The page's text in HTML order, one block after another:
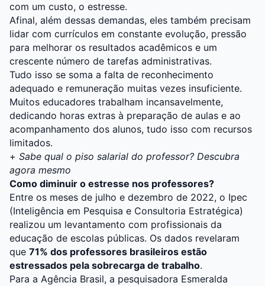
com um custo, o estresse.
Afinal, além dessas demandas, eles também precisam
lidar com currículos em constante evolução, pressão
para melhorar os resultados acadêmicos e um
crescente número de tarefas administrativas.
Tudo isso se soma a falta de reconhecimento
adequado e remuneração muitas vezes insuficiente.
Muitos educadores trabalham incansavelmente,
dedicando horas extras à preparação de aulas e ao
acompanhamento dos alunos, tudo isso com recursos
limitados.
+ Sabe qual o piso salarial do professor? Descubra
agora mesmo
Como diminuir o estresse nos professores?
Entre os meses de julho e dezembro de 2022, o Ipec
(Inteligência em Pesquisa e Consultoria Estratégica)
realizou um levantamento com profissionais da
educação de escolas públicas. Os dados revelaram
que 71% dos professores brasileiros estão
estressados pela sobrecarga de trabalho.
Para a Agência Brasil, a pesquisadora Esmeralda